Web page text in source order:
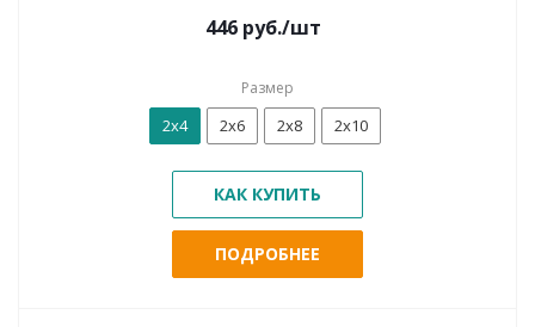
446 руб./шт
Размер
2x4 2x6 2x8 2x10
КАК КУПИТЬ
ПОДРОБНЕЕ